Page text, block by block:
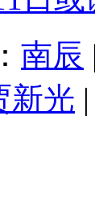
南辰 |
新光 |